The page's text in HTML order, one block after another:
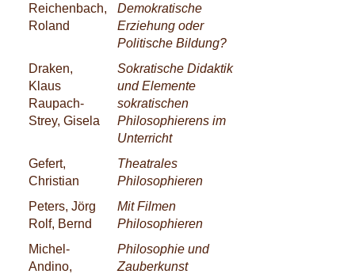
Reichenbach,
Roland
Demokratische
Erziehung oder
Politische Bildung?
Draken,
Klaus
Raupach-
Strey, Gisela
Sokratische Didaktik
und Elemente
sokratischen
Philosophierens im
Unterricht
Gefert,
Christian
Theatrales
Philosophieren
Peters, Jörg
Rolf, Bernd
Mit Filmen
Philosophieren
Michel-
Andino,
Philosophie und
Zauberkunst